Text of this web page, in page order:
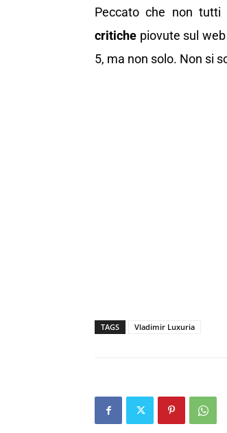
Peccato che non tutti
critiche piovute sul
5, ma non solo. Non si
TAGS Vladimir Luxuria